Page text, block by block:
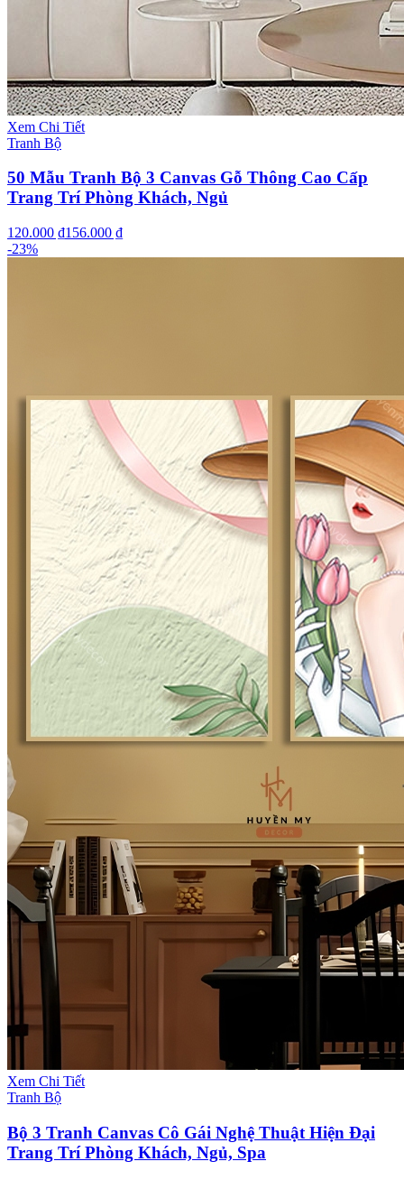
Xem Chi Tiết
Tranh Bộ
50 Mẫu Tranh Bộ 3 Canvas Gỗ Thông Cao Cấp
Trang Trí Phòng Khách, Ngủ
120.000 ₫156.000 ₫
-23%
Xem Chi Tiết
Tranh Bộ
Bộ 3 Tranh Canvas Cô Gái Nghệ Thuật Hiện Đại
Trang Trí Phòng Khách, Ngủ, Spa